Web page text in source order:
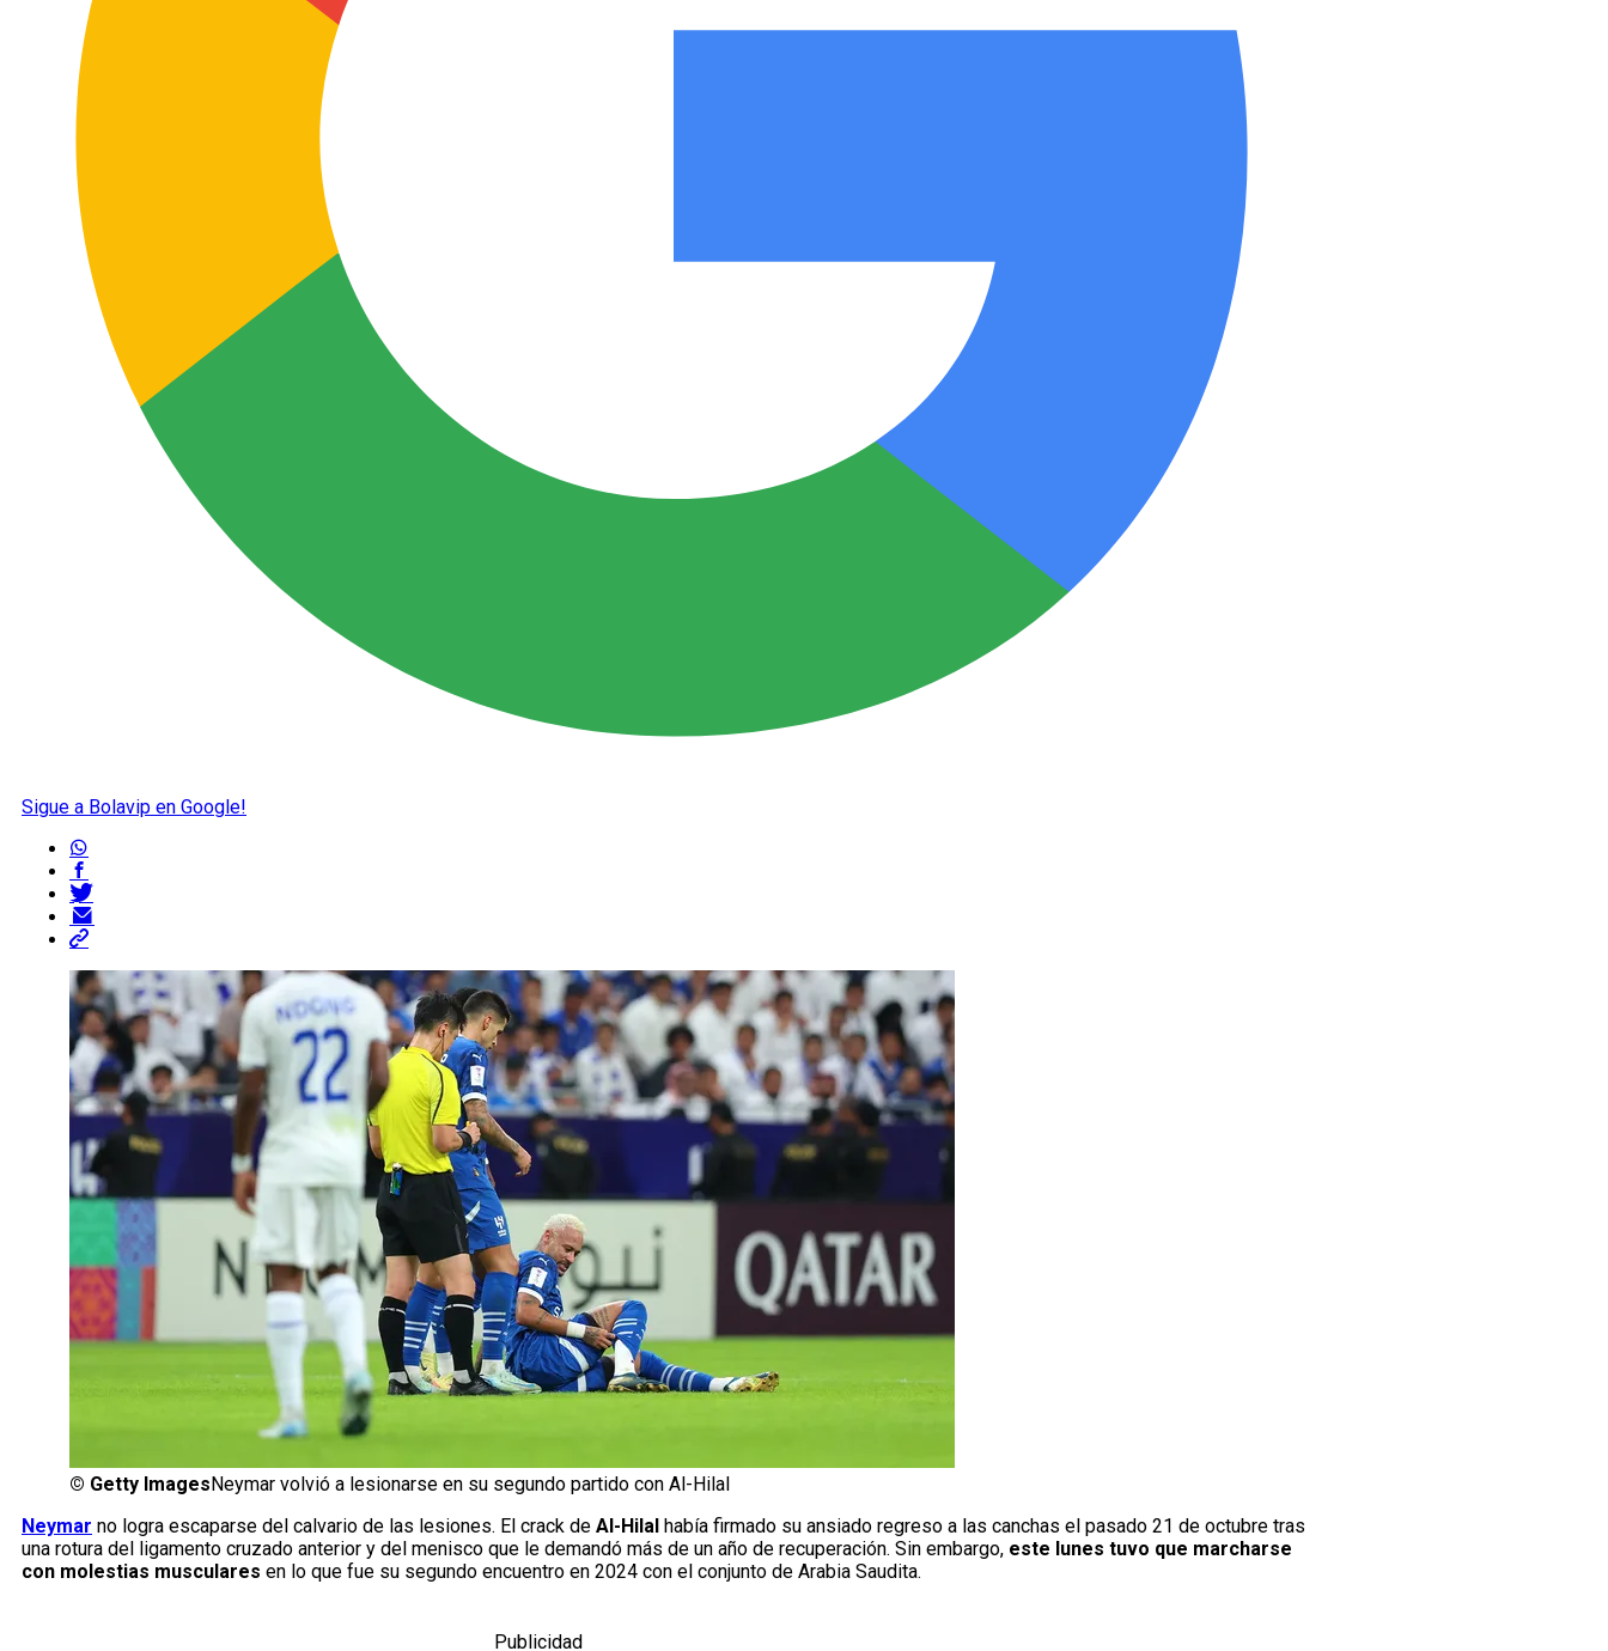
Sigue a Bolavip en Google!
© Getty Images Neymar volvió a lesionarse en su segundo partido con Al-Hilal
Neymar no logra escaparse del calvario de las lesiones. El crack de Al-Hilal había firmado su ansiado regreso a las canchas el pasado 21 de octubre tras
una rotura del ligamento cruzado anterior y del menisco que le demandó más de un año de recuperación. Sin embargo, este lunes tuvo que marcharse
con molestias musculares en lo que fue su segundo encuentro en 2024 con el conjunto de Arabia Saudita.
Publicidad